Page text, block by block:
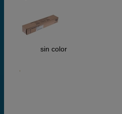
sin color